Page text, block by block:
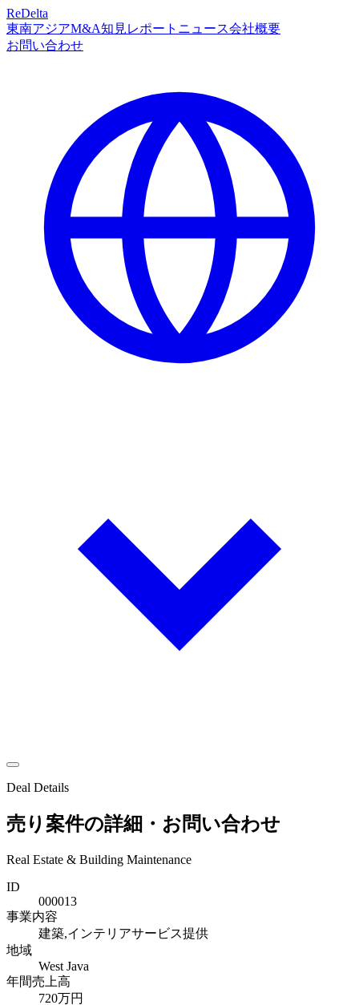
ReDelta
東南アジアM&A知見レポート ニュース会社概要
お問い合わせ
Deal Details
売り案件の詳細・お問い合わせ
Real Estate & Building Maintenance
ID
000013
事業内容
建築,インテリアサービス提供
地域
West Java
年間売上高
720万円